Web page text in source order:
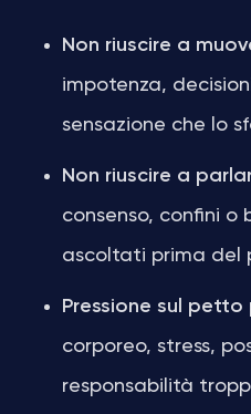
Non riuscire a
impotenza,
sensazione che lo
Non riuscire a
consenso, confini o
ascoltati prima del
Pressione sul petto
corporeo, stress,
responsabilità